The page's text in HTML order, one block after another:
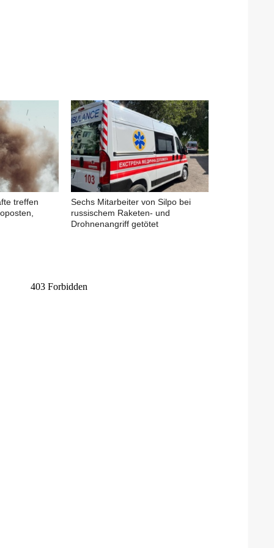
treffen
Sechs Mitarbeiter von Silpo bei
russischem Raketen- und
Drohnenangriff getötet